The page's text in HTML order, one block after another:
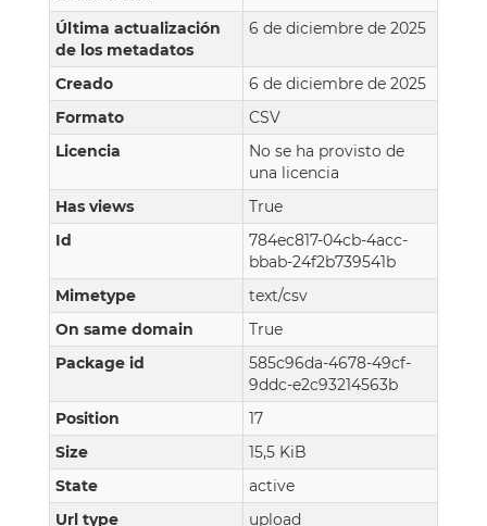
Última actualización
de los metadatos
6 de diciembre de 2025
Creado
6 de diciembre de 2025
Formato
CSV
Licencia
No se ha provisto de
una licencia
Has views
True
Id
784ec817-04cb-4acc-
bbab-24f2b739541b
Mimetype
text/csv
On same domain
True
Package id
585c96da-4678-49cf-
9ddc-e2c93214563b
Position
17
Size
15,5 KiB
State
active
Url type
upload